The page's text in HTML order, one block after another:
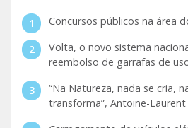
Concursos públicos na área
Volta, o novo sistema
reembolso de garrafas de
“Na Natureza, nada se cria,
transforma”, Antoine-